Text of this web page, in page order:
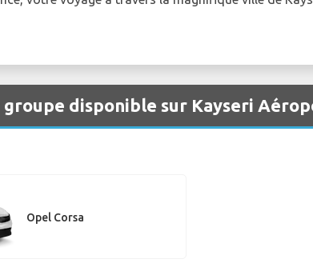
disponible sur Kayseri
Opel Corsa